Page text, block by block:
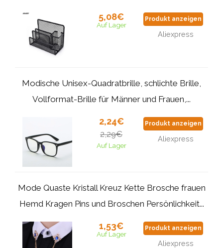
5,08€
Auf Lager
Produkt anzeigen
Aliexpress
Modische Unisex-Quadratbrille, schlichte Brille,
Vollformat-Brille für Männer und Frauen,...
2,24€
2,29€
Auf Lager
Produkt anzeigen
Aliexpress
Mode Quaste Kristall Kreuz Kette Brosche frauen
Hemd Kragen Pins und Broschen Persönlichkeit...
1,53€
Auf Lager
Produkt anzeigen
Aliexpress